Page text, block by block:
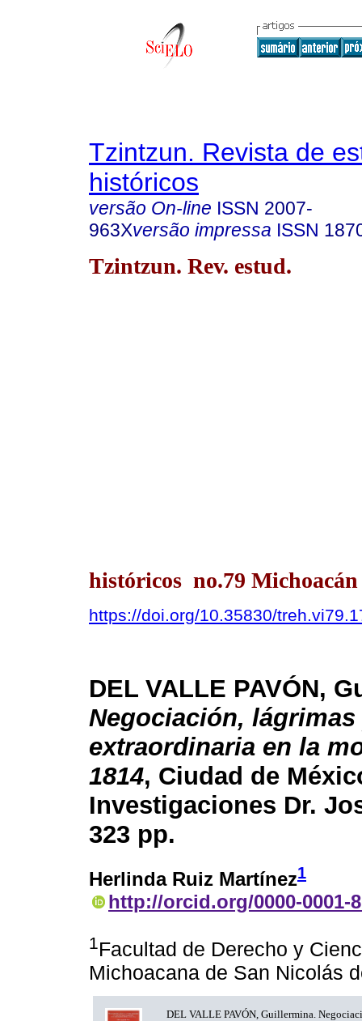
Tzintzun. Revista de
históricos
versão On-line ISSN 2007-
963Xversão impressa ISSN
Tzintzun. Rev. estud.
históricos no.79
https://doi.org/10.35830/
DEL VALLE PAVÓN,
Negociación,
extraordinaria en la
1814, Ciudad de
Investigaciones Dr.
323 pp.
Herlinda Ruiz Martínez1
http://orcid.org/0000-0001-
1Facultad de Derecho y
Michoacana de San Nicolás
DEL VALLE PAVÓN, Guillermina.